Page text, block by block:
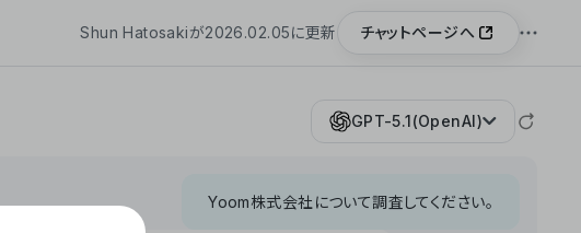
Shun Hatosakiが2026.02.05に更新 チャットページへ
GPT-5.1(OpenAI)
Yoom株式会社について調査してください。